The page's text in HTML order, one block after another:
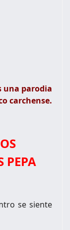
una parodia
carchense.
PEPA
se siente